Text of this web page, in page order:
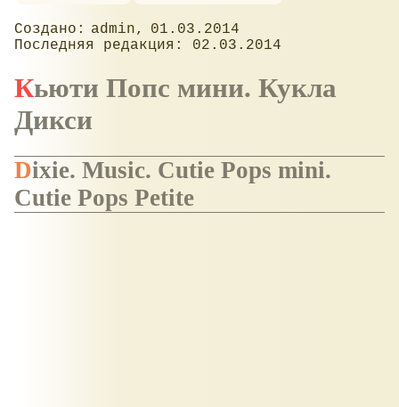
admin
01.03.2014
02.03.2014
Кьюти Попс мини. Кукла
Дикси
Dixie. Music. Cutie Pops mini.
Cutie Pops Petite